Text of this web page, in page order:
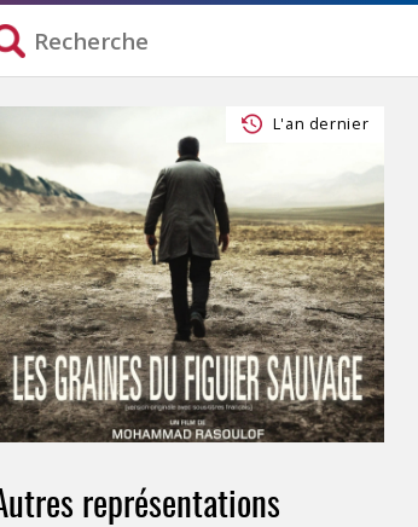
L'an dernier
représentations